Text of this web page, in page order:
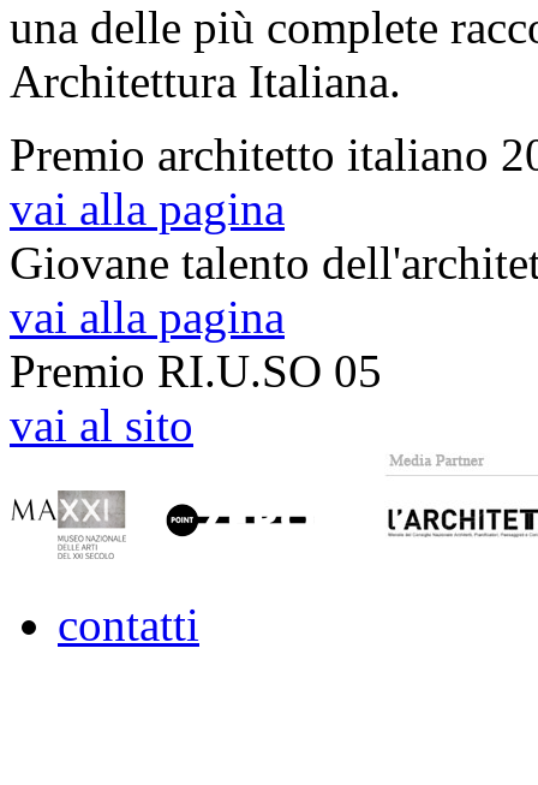
una delle più complete
Architettura Italiana.
Premio architetto italiano
vai alla pagina
Giovane talento
vai alla pagina
Premio RI.U.SO 05
vai al sito
contatti